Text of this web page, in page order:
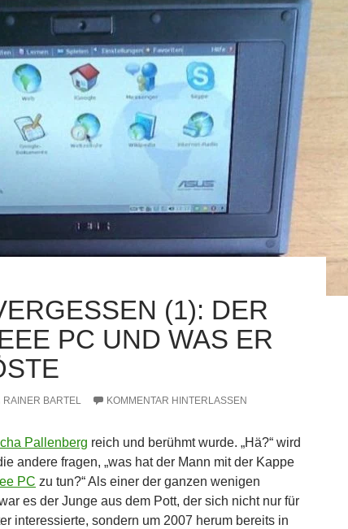
(1): DER
PC UND WAS ER
RAINER BARTEL KOMMENTAR HINTERLASSEN
Pallenberg reich und berühmt wurde. „Hä?“ wird
andere fragen, „was hat der Mann mit der Kappe
PC zu tun?“ Als einer der ganzen wenigen
es der Junge aus dem Pott, der sich nicht nur für
interessierte, sondern um 2007 herum bereits in